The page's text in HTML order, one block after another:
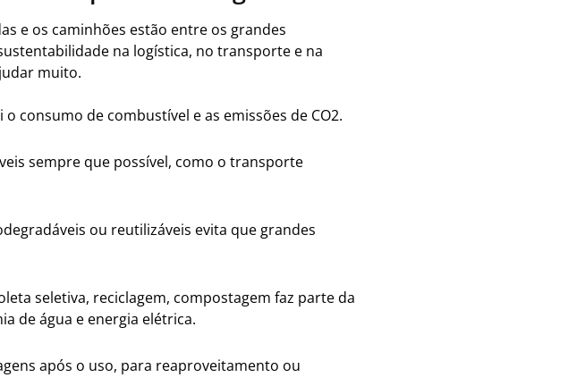
e os caminhões estão entre os grandes
na logística, no transporte e na
muito.
consumo de combustível e as emissões de CO2.
sempre que possível, como o transporte
ou reutilizáveis evita que grandes
seletiva, reciclagem, compostagem faz parte da
de água e energia elétrica.
após o uso, para reaproveitamento ou